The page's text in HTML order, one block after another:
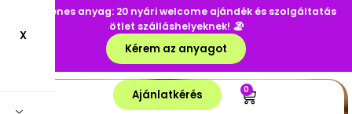
Ingyenes anyag: 20 nyári welcome ajándék és szolgáltatás
ötlet szálláshelyeknek! 🏖️
Kérem az anyagot
Ajánlatkérés 0
X